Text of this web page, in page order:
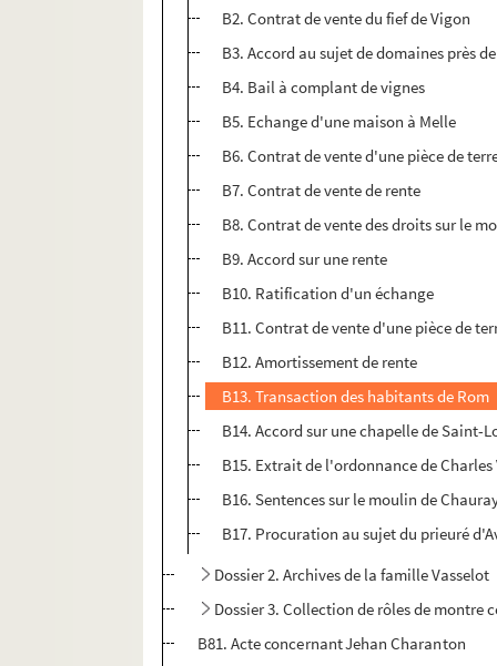
B2. Contrat de vente du fief de Vigon
B3. Accord au sujet de domaines près
B4. Bail à complant de vignes
B5. Echange d'une maison à Melle
B6. Contrat de vente d'une pièce de
B7. Contrat de vente de rente
B8. Contrat de vente des droits sur le
B9. Accord sur une rente
B10. Ratification d'un échange
B11. Contrat de vente d'une pièce de
B12. Amortissement de rente
B13. Transaction des habitants de Rom
B14. Accord sur une chapelle de Saint-
B15. Extrait de l'ordonnance de Charles
B16. Sentences sur le moulin de
B17. Procuration au sujet du prieuré
Dossier 2. Archives de la famille Vasselot
Dossier 3. Collection de rôles de montre
B81. Acte concernant Jehan Charanton